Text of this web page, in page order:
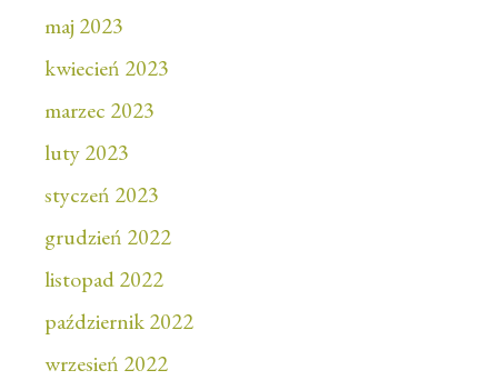
maj 2023
kwiecień 2023
marzec 2023
luty 2023
styczeń 2023
grudzień 2022
listopad 2022
październik 2022
wrzesień 2022